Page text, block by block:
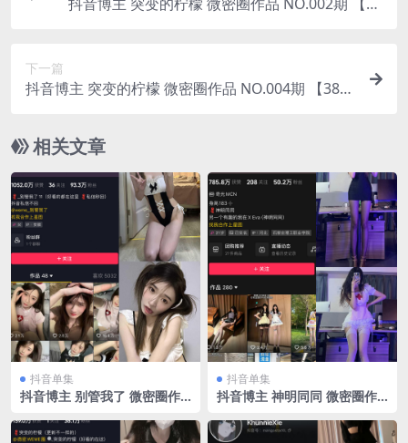
抖音博主 突变的柠檬 微密圈作品 NO.002期 【71
下一篇
抖音博主 突变的柠檬 微密圈作品 NO.004期 【38
相关文章
抖音单集
抖音博主 别管我了 微密圈作
新至：2023.6.7
抖音单集
抖音博主 神明同同 微密圈作
至：2024.1.25